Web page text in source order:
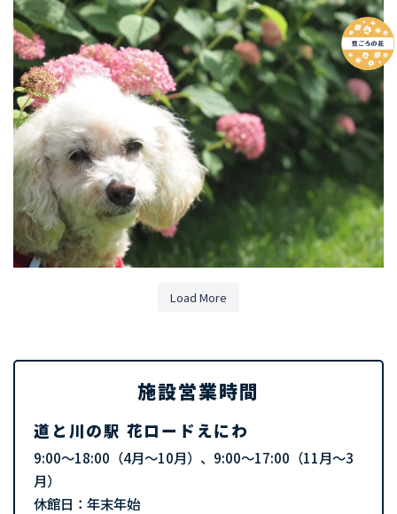
Load More
施設営業時間
道と川の駅 花ロードえにわ
9:00～18:00（4月～10月）、9:00～17:00（11月～3
月）
休館日：年末年始